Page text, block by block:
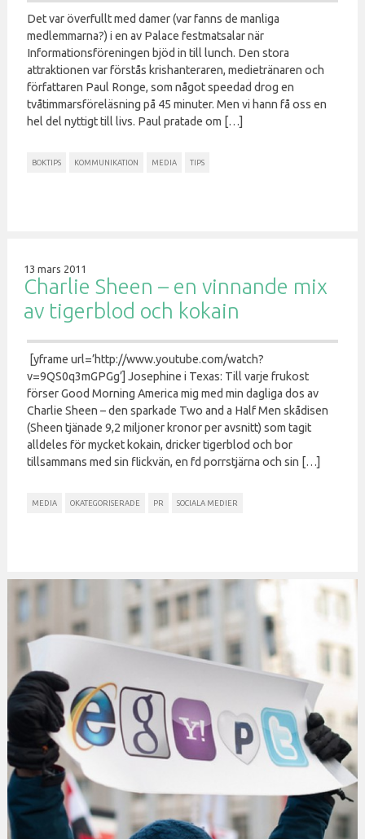
Det var överfullt med damer (var fanns de manliga
medlemmarna?) i en av Palace festmatsalar när
Informationsföreningen bjöd in till lunch. Den stora
attraktionen var förstås krishanteraren, medietränaren och
författaren Paul Ronge, som något speedad drog en
tvåtimmarsföreläsning på 45 minuter. Men vi hann få oss en
hel del nyttigt till livs. Paul pratade om […]
BOKTIPS KOMMUNIKATION MEDIA TIPS
13 mars 2011
Charlie Sheen – en vinnande mix
av tigerblod och kokain
[yframe url=’http://www.youtube.com/watch?
v=9QS0q3mGPGg’] Josephine i Texas: Till varje frukost
förser Good Morning America mig med min dagliga dos av
Charlie Sheen – den sparkade Two and a Half Men skådisen
(Sheen tjänade 9,2 miljoner kronor per avsnitt) som tagit
alldeles för mycket kokain, dricker tigerblod och bor
tillsammans med sin flickvän, en fd porrstjärna och sin […]
MEDIA OKATEGORISERADE PR SOCIALA MEDIER